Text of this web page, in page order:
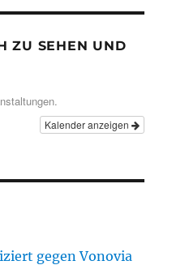
ZU SEHEN UND
Kalender anzeigen
gegen Vonovia